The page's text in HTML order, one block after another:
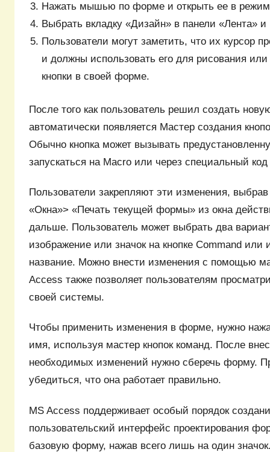
Нажать мышью по форме и открыть ее в
Выбрать вкладку «Дизайн» в панели «Лента» и
Пользователи могут заметить, что их курсор
и должны использовать его для рисования или
кнопки в своей форме.
После того как пользователь решил создать
автоматически появляется Мастер создания
Обычно кнопка может вызывать
запускаться на Macro или через специальный
Пользователи закрепляют эти изменения,
«Окна»> «Печать текущей формы» из окна
дальше. Пользователь может выбрать два
изображение или значок на кнопке Command или
название. Можно внести изменения с помощью
Access также позволяет пользователям
своей системы.
Чтобы применить изменения в форме, нужно
имя, используя мастер кнопок команд. После
необходимых изменений нужно сберечь форму.
убедиться, что она работает правильно.
MS Access поддерживает особый порядок
пользовательский интерфейс проектирования
базовую форму, нажав всего лишь на один